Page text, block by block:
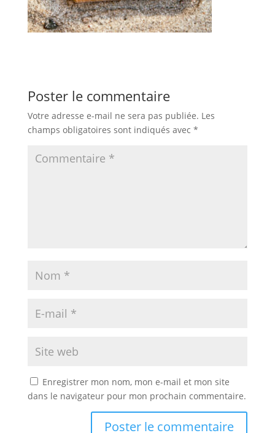
Poster le commentaire
Votre adresse e-mail ne sera pas publiée. Les
champs obligatoires sont indiqués avec *
Enregistrer mon nom, mon e-mail et mon site
dans le navigateur pour mon prochain commentaire.